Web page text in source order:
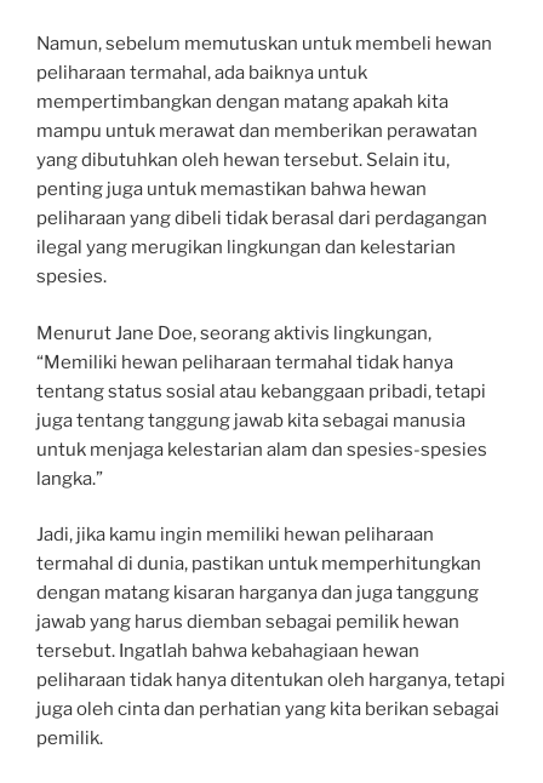
Namun, sebelum memutuskan untuk membeli hewan
peliharaan termahal, ada baiknya untuk
mempertimbangkan dengan matang apakah kita
mampu untuk merawat dan memberikan perawatan
yang dibutuhkan oleh hewan tersebut. Selain itu,
penting juga untuk memastikan bahwa hewan
peliharaan yang dibeli tidak berasal dari perdagangan
ilegal yang merugikan lingkungan dan kelestarian
spesies.
Menurut Jane Doe, seorang aktivis lingkungan,
“Memiliki hewan peliharaan termahal tidak hanya
tentang status sosial atau kebanggaan pribadi, tetapi
juga tentang tanggung jawab kita sebagai manusia
untuk menjaga kelestarian alam dan spesies-spesies
langka.”
Jadi, jika kamu ingin memiliki hewan peliharaan
termahal di dunia, pastikan untuk memperhitungkan
dengan matang kisaran harganya dan juga tanggung
jawab yang harus diemban sebagai pemilik hewan
tersebut. Ingatlah bahwa kebahagiaan hewan
peliharaan tidak hanya ditentukan oleh harganya, tetapi
juga oleh cinta dan perhatian yang kita berikan sebagai
pemilik.